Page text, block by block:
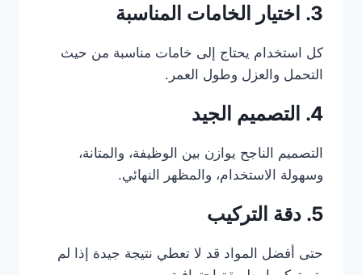
3. اختيار الخامات المناسبة
كل استخدام يحتاج إلى خامات مناسبة من حيث
التحمل والعزل وطول العمر.
4. التصميم الجيد
التصميم الناجح يوازن بين الوظيفة، والمتانة،
وسهولة الاستخدام، والمظهر النهائي.
5. دقة التركيب
حتى أفضل المواد قد لا تعطي نتيجة جيدة إذا لم